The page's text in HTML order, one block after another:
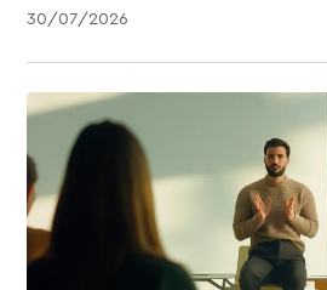
30/07/2026